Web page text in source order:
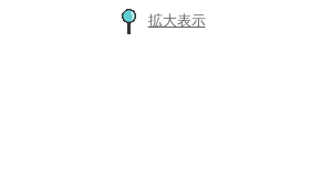
拡大表示